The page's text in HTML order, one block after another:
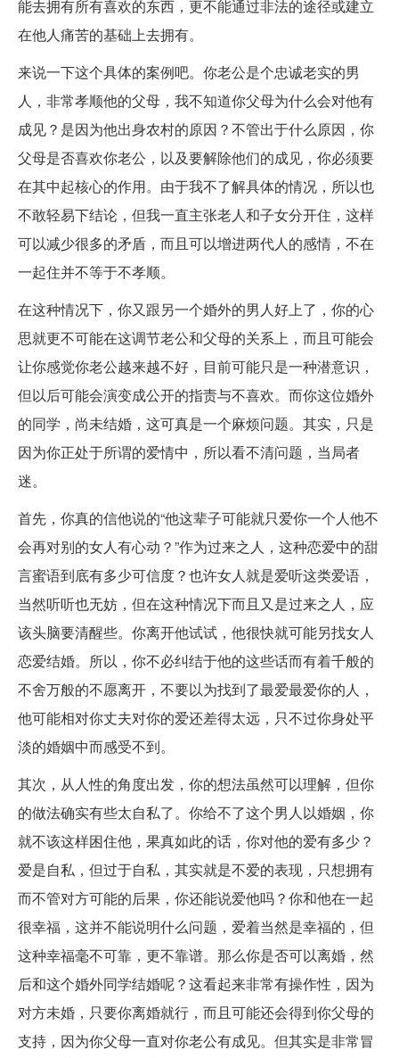
能去拥有所有喜欢的东西，更不能通过非法的途径或建立
在他人痛苦的基础上去拥有。
来说一下这个具体的案例吧。你老公是个忠诚老实的男
人，非常孝顺他的父母，我不知道你父母为什么会对他有
成见？是因为他出身农村的原因？不管出于什么原因，你
父母是否喜欢你老公，以及要解除他们的成见，你必须要
在其中起核心的作用。由于我不了解具体的情况，所以也
不敢轻易下结论，但我一直主张老人和子女分开住，这样
可以减少很多的矛盾，而且可以增进两代人的感情，不在
一起住并不等于不孝顺。
在这种情况下，你又跟另一个婚外的男人好上了，你的心
思就更不可能在这调节老公和父母的关系上，而且可能会
让你感觉你老公越来越不好，目前可能只是一种潜意识，
但以后可能会演变成公开的指责与不喜欢。而你这位婚外
的同学，尚未结婚，这可真是一个麻烦问题。其实，只是
因为你正处于所谓的爱情中，所以看不清问题，当局者
迷。
首先，你真的信他说的“他这辈子可能就只爱你一个人他不
会再对别的女人有心动？”作为过来之人，这种恋爱中的甜
言蜜语到底有多少可信度？也许女人就是爱听这类爱语，
当然听听也无妨，但在这种情况下而且又是过来之人，应
该头脑要清醒些。你离开他试试，他很快就可能另找女人
恋爱结婚。所以，你不必纠结于他的这些话而有着千般的
不舍万般的不愿离开，不要以为找到了最爱最爱你的人，
他可能相对你丈夫对你的爱还差得太远，只不过你身处平
淡的婚姻中而感受不到。
其次，从人性的角度出发，你的想法虽然可以理解，但你
的做法确实有些太自私了。你给不了这个男人以婚姻，你
就不该这样困住他，果真如此的话，你对他的爱有多少？
爱是自私，但过于自私，其实就是不爱的表现，只想拥有
而不管对方可能的后果，你还能说爱他吗？你和他在一起
很幸福，这并不能说明什么问题，爱着当然是幸福的，但
这种幸福毫不可靠，更不靠谱。那么你是否可以离婚，然
后和这个婚外同学结婚呢？这看起来非常有操作性，因为
对方未婚，只要你离婚就行，而且可能还会得到你父母的
支持，因为你父母一直对你老公有成见。但其实是非常冒